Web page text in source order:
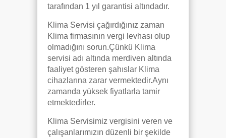
tarafından 1 yıl garantisi altındadır.
Klima Servisi çağırdığınız zaman
Klima firmasının vergi levhası olup
olmadığını sorun.Çünkü Klima
servisi adı altında merdiven altında
faaliyet gösteren şahıslar Klima
cihazlarına zarar vermektedir.Aynı
zamanda yüksek fiyatlarla tamir
etmektedirler.
Klima Servisimiz vergisini veren ve
çalışanlarımızın düzenli bir şekilde